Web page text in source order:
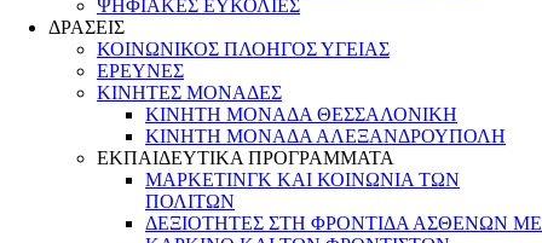
ΨΗΦΙΑΚΕΣ ΕΥΚΟΛΙΕΣ
ΔΡΑΣΕΙΣ
ΚΟΙΝΩΝΙΚΟΣ ΠΛΟΗΓΟΣ ΥΓΕΙΑΣ
ΕΡΕΥΝΕΣ
ΚΙΝΗΤΕΣ ΜΟΝΑΔΕΣ
ΚΙΝΗΤΗ ΜΟΝΑΔΑ ΘΕΣΣΑΛΟΝΙΚΗ
ΚΙΝΗΤΗ ΜΟΝΑΔΑ ΑΛΕΞΑΝΔΡΟΥΠΟΛΗ
ΕΚΠΑΙΔΕΥΤΙΚΑ ΠΡΟΓΡΑΜΜΑΤΑ
ΜΑΡΚΕΤΙΝΓΚ ΚΑΙ ΚΟΙΝΩΝΙΑ ΤΩΝ
ΠΟΛΙΤΩΝ
ΔΕΞΙΟΤΗΤΕΣ ΣΤΗ ΦΡΟΝΤΙΔΑ ΑΣΘΕΝΩΝ ΜΕ
ψηφιακός πλοηγός υγείας και
δικαιωμάτων για τους ογκολογικούς
ασθενείς
3 Ιουνίου, 20264 Ιουνίου, 2026 Authork3-
CategoriesAI στην ογκολογική φροντίδα,Digital Health
Digital Platform
digital tools,Health,health data,Health
healthcare access,
Oncology,oncology patients,OpenAccess,Patient